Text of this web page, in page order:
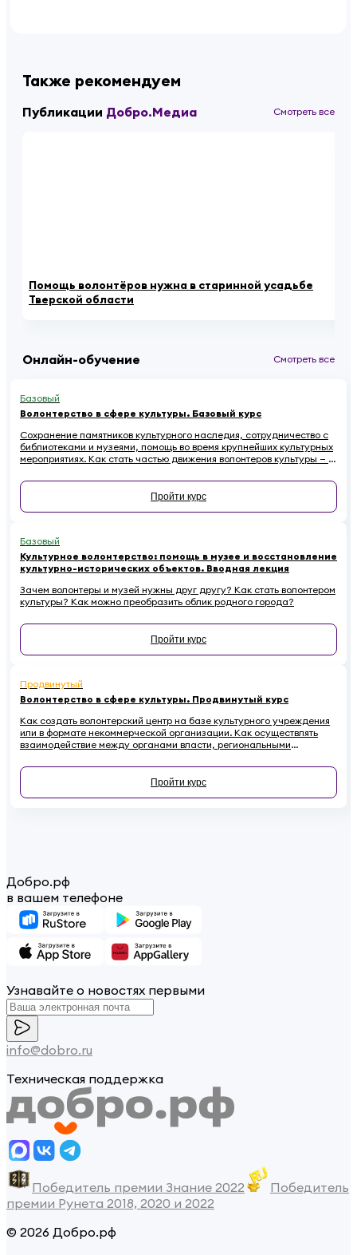
Также рекомендуем
Публикации Добро.Медиа Смотреть все
Помощь волонтёров нужна в старинной усадьбе
Тверской области
Онлайн-обучение Смотреть все
Базовый
Волонтерство в сфере культуры. Базовый курс
Сохранение памятников культурного наследия, сотрудничество с
библиотеками и музеями, помощь во время крупнейших культурных
мероприятиях. Как стать частью движения волонтеров культуры — в
Пройти курс
Базовый
Культурное волонтерство: помощь в музее и восстановление
культурно-исторических объектов. Вводная лекция
Зачем волонтеры и музей нужны друг другу? Как стать волонтером
культуры? Как можно преобразить облик родного города?
Пройти курс
Продвинутый
Волонтерство в сфере культуры. Продвинутый курс
Как создать волонтерский центр на базе культурного учреждения
или в формате некоммерческой организации. Как осуществлять
взаимодействие между органами власти, региональными
волонтерами. Почему необходимо привлекать волонтеров к
сохранению культурного наследия и как регулировать
взаимоотношения с ними в правовом поле - в этом курсе.
Пройти курс
Добро.рф
в вашем телефоне
Узнавайте о новостях первыми
info@dobro.ru
Техническая поддержка
Победитель премии Знание 2022
Победитель
премии Рунета 2018, 2020 и 2022
© 2026 Добро.рф